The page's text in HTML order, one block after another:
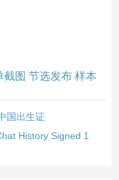
图 节选发布 样本
国出生证
History Signed 1